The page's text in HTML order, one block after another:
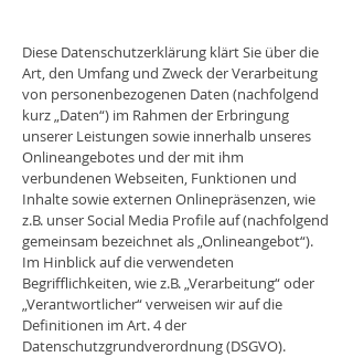
Diese Datenschutzerklärung klärt Sie über die
Art, den Umfang und Zweck der Verarbeitung
von personenbezogenen Daten (nachfolgend
kurz „Daten“) im Rahmen der Erbringung
unserer Leistungen sowie innerhalb unseres
Onlineangebotes und der mit ihm
verbundenen Webseiten, Funktionen und
Inhalte sowie externen Onlinepräsenzen, wie
z.B. unser Social Media Profile auf (nachfolgend
gemeinsam bezeichnet als „Onlineangebot“).
Im Hinblick auf die verwendeten
Begrifflichkeiten, wie z.B. „Verarbeitung“ oder
„Verantwortlicher“ verweisen wir auf die
Definitionen im Art. 4 der
Datenschutzgrundverordnung (DSGVO).